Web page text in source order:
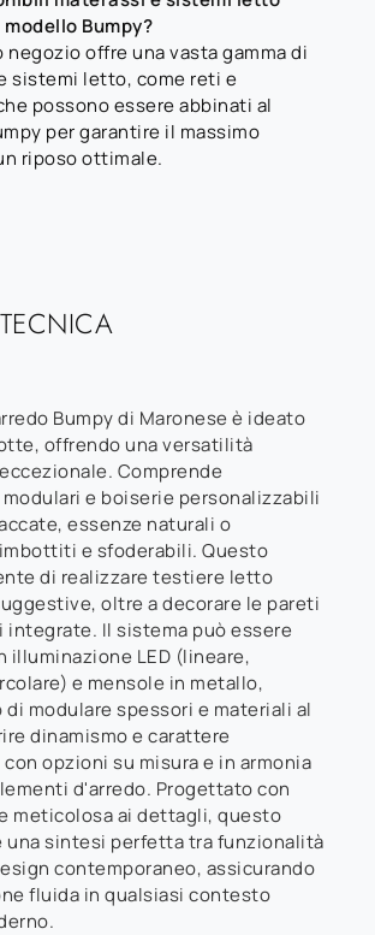
Bumpy?
negozio offre una vasta gamma di
sistemi letto, come reti e
possono essere abbinati al
per garantire il massimo
riposo ottimale.
Bumpy di Maronese è ideato
offrendo una versatilità
Comprende
e boiserie personalizzabili
essenze naturali o
e sfoderabili. Questo
di realizzare testiere letto
oltre a decorare le pareti
integrate. Il sistema può essere
illuminazione LED (lineare,
e mensole in metallo,
modulare spessori e materiali al
dinamismo e carattere
opzioni su misura e in armonia
d'arredo. Progettato con
meticolosa ai dettagli, questo
una sintesi perfetta tra funzionalità
contemporaneo, assicurando
fluida in qualsiasi contesto